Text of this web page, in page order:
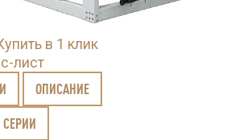
в 1 клик
лист
ОПИСАНИЕ